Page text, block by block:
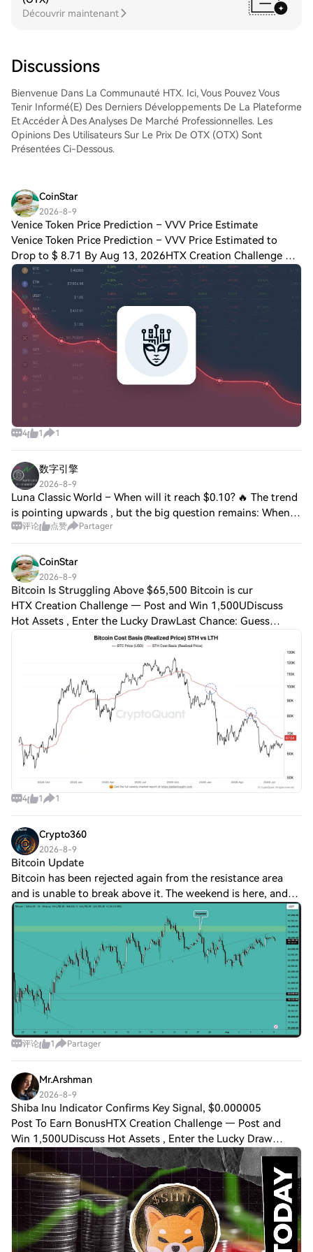
Incorporated (QCOM)Tradez facilement
QUALCOMM Incorporated (QCOM) sur le
la paire de trading, d'exécuter vos trades
et de les suivre en temps réel. Nous offrons
une expérience conviviale aux débutants
comme aux traders chevronnés.
Découvrir maintenant
Discussions
Bienvenue Dans La Communauté HTX. Ici, Vous Pouvez Vous
Tenir Informé(e) Des Derniers Développements De La Plateforme
Et Accéder À Des Analyses De Marché Professionnelles. Les
Opinions Des Utilisateurs Sur Le Prix De OTX (OTX) Sont
Présentées Ci-Dessous.
CoinStar
2026-8-9
Venice Token Price Prediction – VVV Price Estimate
Venice Token Price Prediction – VVV Price Estimated to
Drop to $ 8.71 By Aug 13, 2026HTX Creation Challenge —
Post and Win 1,500UDiscuss Hot Assets , Enter the Lucky
DrawLast Chance: Guess Correctly T
4 1 1
数字引擎
2026-8-9
Luna Classic World – When will it reach $0.10? 🔥 The trend
is pointing upwards , but the big question remains: When
will it hit $0.10 ? 💸 Momentum is building, the community
评论 点赞 Partager
CoinStar
2026-8-9
Bitcoin Is Struggling Above $65,500 Bitcoin is cur
HTX Creation Challenge — Post and Win 1,500UDiscuss
Hot Assets , Enter the Lucky DrawLast Chance: Guess
Correctly Today and Win More Bitcoin Is Struggling Above
$65,500 Bitcoin is currently trading ne
4 1 1
Crypto360
2026-8-9
Bitcoin Update
Bitcoin has been rejected again from the resistance area
and is unable to break above it. The weekend is here, and
the volume is low. We may see a continuation of sideways
movement until global market
评论 1 Partager
Mr.Arshman
2026-8-9
Shiba Inu Indicator Confirms Key Signal, $0.000005
Post To Earn BonusHTX Creation Challenge — Post and
Win 1,500UDiscuss Hot Assets , Enter the Lucky Draw
Shiba Inu is hinting at a pivotal point for bulls and bears,
with a momentum indicator flashing